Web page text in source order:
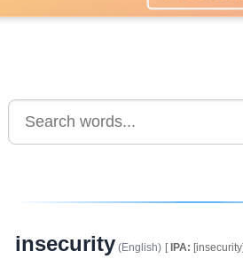
insecurity (English) [IPA: [insecurity]